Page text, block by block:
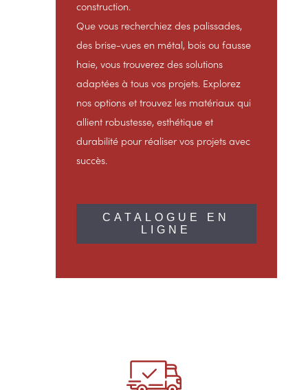
construction.
Que vous recherchiez des palissades,
des brise-vues en métal, bois ou fausse
haie, vous trouverez des solutions
adaptées à tous vos projets. Explorez
nos options et trouvez les matériaux qui
allient robustesse, esthétique et
durabilité pour réaliser vos projets avec
succès.
CATALOGUE EN
LIGNE